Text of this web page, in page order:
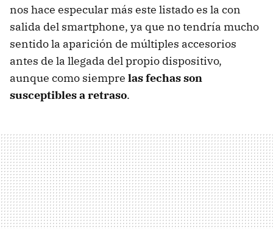
nos hace especular más este listado es la con
salida del smartphone, ya que no tendría mucho
sentido la aparición de múltiples accesorios
antes de la llegada del propio dispositivo,
aunque como siempre las fechas son
susceptibles a retraso.